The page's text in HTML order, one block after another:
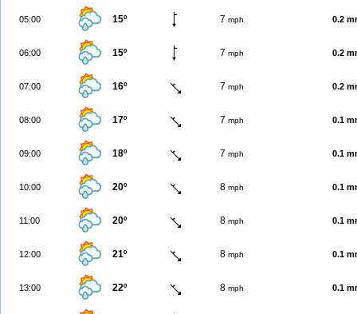
05:00 15º 7 mph 0.2
06:00 15º 7 mph 0.2
07:00 16º 7 mph 0.2
08:00 17º 7 mph 0.1
09:00 18º 7 mph 0.1
10:00 20º 8 mph 0.1
11:00 20º 8 mph 0.1
12:00 21º 8 mph 0.1
13:00 22º 8 mph 0.1